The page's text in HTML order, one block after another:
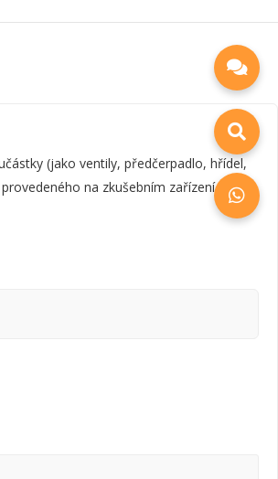
(jako ventily, předčerpadlo, hřídel,
na zkušebním zařízení, který